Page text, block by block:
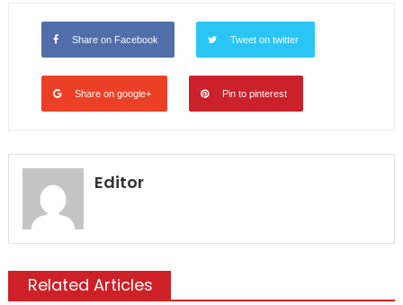
Share on Facebook Tweet on twitter
Share on google+ Pin to pinterest
Editor
Related Articles